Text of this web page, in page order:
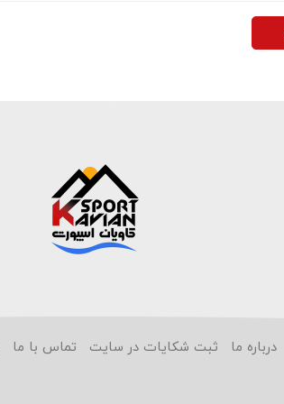
درباره ما ثبت شکایات در سایت تماس با ما